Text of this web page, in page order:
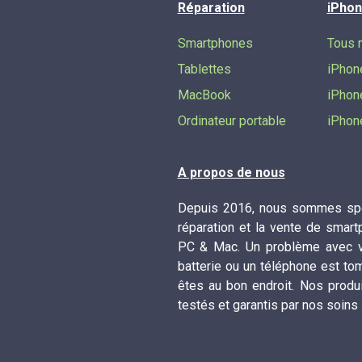
A propos de nous
Depuis 2016, nous sommes
réparation et la vente de
PC & Mac. Un problème avec
batterie ou un téléphone est
êtes au bon endroit. Nos
testés et garantis par nos soins .
Réparation
Smartphones
Tablettes
MacBook
Ordinateur portable
Tous